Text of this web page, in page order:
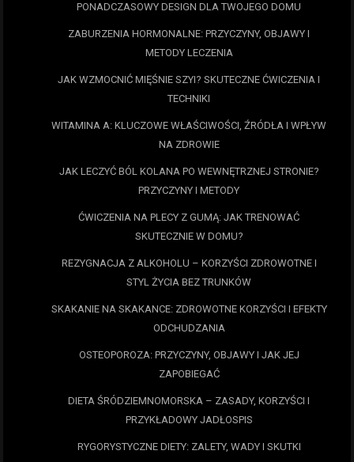
PONADCZASOWY DESIGN DLA TWOJEGO DOMU
ZABURZENIA HORMONALNE: PRZYCZYNY, OBJAWY I
METODY LECZENIA
JAK WZMOCNIĆ MIĘŚNIE SZYI? SKUTECZNE ĆWICZENIA I
TECHNIKI
WITAMINA A: KLUCZOWE WŁAŚCIWOŚCI, ŹRÓDŁA I WPŁYW
NA ZDROWIE
JAK LECZYĆ BÓL KOLANA PO WEWNĘTRZNEJ STRONIE?
PRZYCZYNY I METODY
ĆWICZENIA NA PLECY Z GUMĄ: JAK TRENOWAĆ
SKUTECZNIE W DOMU?
REZYGNACJA Z ALKOHOLU – KORZYŚCI ZDROWOTNE I
STYL ŻYCIA BEZ TRUNKÓW
SKAKANIE NA SKAKANCE: ZDROWOTNE KORZYŚCI I EFEKTY
ODCHUDZANIA
OSTEOPOROZA: PRZYCZYNY, OBJAWY I JAK JEJ
ZAPOBIEGAĆ
DIETA ŚRÓDZIEMNOMORSKA – ZASADY, KORZYŚCI I
PRZYKŁADOWY JADŁOSPIS
RYGORYSTYCZNE DIETY: ZALETY, WADY I SKUTKI